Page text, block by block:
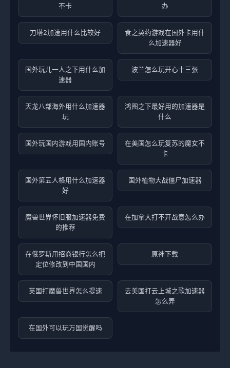
不卡
办
刀塔2加速用什么比较好
食之契约游戏在国外卡用什
么加速器好
国外玩儿一人之下用什么加
速器
波兰怎么玩开心十三张
天龙八部海外用什么加速器
玩
鸿图之下最好用的加速器是
什么
国外玩国内游戏用国内账号
在美国怎么玩复苏的魔女不
卡
国外第五人格用什么加速器
好
国外植物大战僵尸加速器
魔兽世界怀旧服加速器免费
的推荐
在加拿大打不开战意怎么办
在俄罗斯用招商银行怎么把
定位修改到中国国内
原神下载
英国打魔兽世界怎么提速
去美国打云上城之歌加速器
怎么弄
在国外可以玩万国觉醒吗